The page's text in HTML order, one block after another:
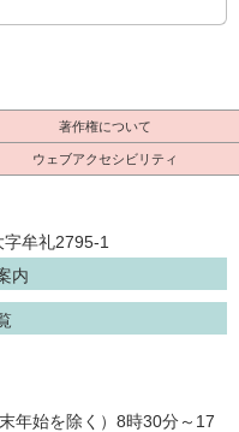
著作権について
ウェブアクセシビリティ
牟礼2795-1
内
年始を除く）8時30分～17